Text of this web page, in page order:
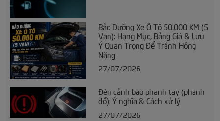
Bảo Dưỡng Xe Ô Tô 50.000 KM (5
Vạn): Hạng Mục, Bảng Giá & Lưu
Ý Quan Trọng Để Tránh Hỏng
Nặng
27/07/2026
Đèn cảnh báo phanh tay (phanh
đỗ): Ý nghĩa & Cách xử lý
27/07/2026